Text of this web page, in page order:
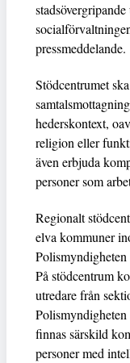
pressmeddelande.
Stödcentrumet
hederskontext,
religion eller
även erbjuda
personer som
Regionalt
elva kommuner
På stödcentrum
utredare från
finnas särskild
personer med